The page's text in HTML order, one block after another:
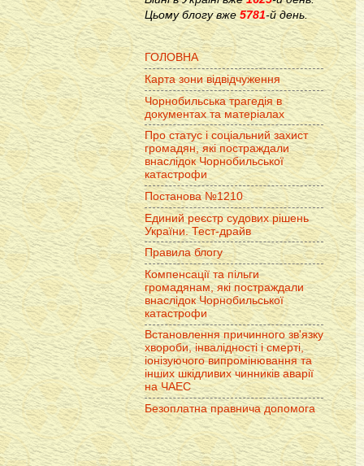
Цьому блогу вже 5781-й день.
ГОЛОВНА
Карта зони відвідчуження
Чорнобильська трагедія в
документах та матеріалах
Про статус і соціальний захист
громадян, які постраждали
внаслідок Чорнобильської
катастрофи
Постанова №1210
Единий реєстр судових рішень
України. Тест-драйв
Правила блогу
Компенсації та пільги
громадянам, які постраждали
внаслідок Чорнобильської
катастрофи
Встановлення причинного зв'язку
хвороби, інвалідності і смерті,
іонізуючого випромінювання та
інших шкідливих чинників аварії
на ЧАЕС
Безоплатна правнича допомога